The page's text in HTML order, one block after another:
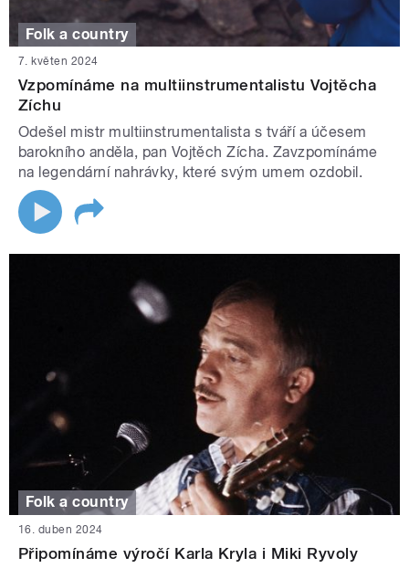
Folk a country
7. květen 2024
Vzpomínáme na multiinstrumentalistu Vojtěcha
Zíchu
Odešel mistr multiinstrumentalista s tváří a účesem
barokního anděla, pan Vojtěch Zícha. Zavzpomínáme
na legendární nahrávky, které svým umem ozdobil.
Folk a country
16. duben 2024
Připomínáme výročí Karla Kryla i Miki Ryvoly